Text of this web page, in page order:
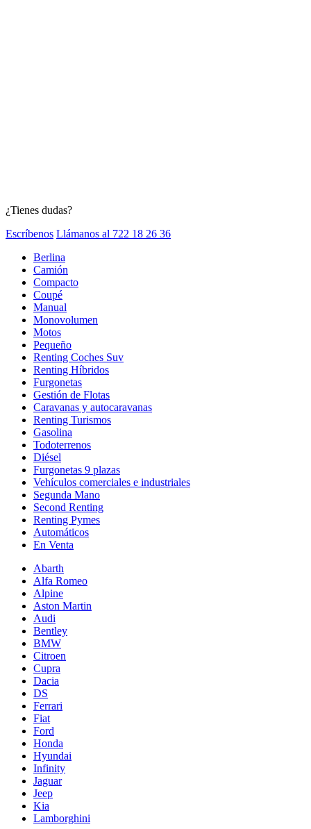
¿Tienes dudas?
Escríbenos Llámanos al 722 18 26 36
Berlina
Camión
Compacto
Coupé
Manual
Monovolumen
Motos
Pequeño
Renting Coches Suv
Renting Híbridos
Furgonetas
Gestión de Flotas
Caravanas y autocaravanas
Renting Turismos
Gasolina
Todoterrenos
Diésel
Furgonetas 9 plazas
Vehículos comerciales e industriales
Segunda Mano
Second Renting
Renting Pymes
Automáticos
En Venta
Abarth
Alfa Romeo
Alpine
Aston Martin
Audi
Bentley
BMW
Citroen
Cupra
Dacia
DS
Ferrari
Fiat
Ford
Honda
Hyundai
Infinity
Jaguar
Jeep
Kia
Lamborghini